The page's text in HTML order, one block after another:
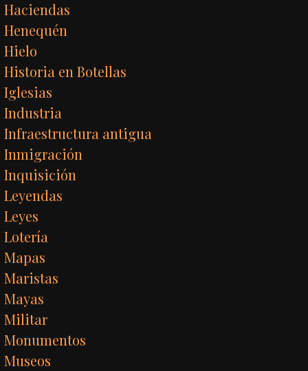
Haciendas
Henequén
Hielo
Historia en Botellas
Iglesias
Industria
Infraestructura antigua
Inmigración
Inquisición
Leyendas
Leyes
Lotería
Mapas
Maristas
Mayas
Militar
Monumentos
Museos